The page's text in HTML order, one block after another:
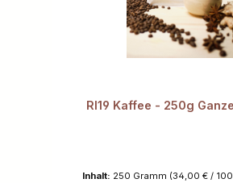
RI19 Kaffee - 250g
Inhalt: 250 Gramm (34,00 € /